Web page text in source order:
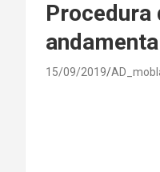
Procedura
15/09/2019